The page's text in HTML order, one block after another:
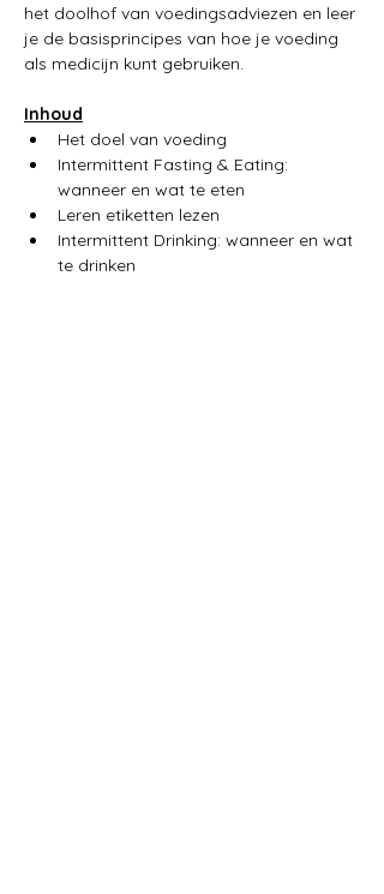
het doolhof van voedingsadviezen en leer
je de basisprincipes van hoe je voeding
als medicijn kunt gebruiken.
Inhoud
Het doel van voeding
Intermittent Fasting & Eating:
wanneer en wat te eten
Leren etiketten lezen
Intermittent Drinking: wanneer en wat
te drinken